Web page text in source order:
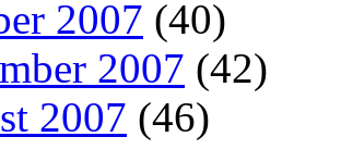
2007 (40)
2007 (42)
2007 (46)